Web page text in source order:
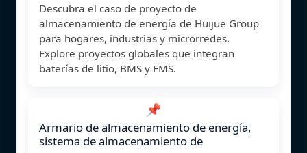
Descubra el caso de proyecto de
almacenamiento de energía de Huijue Group
para hogares, industrias y microrredes.
Explore proyectos globales que integran
baterías de litio, BMS y EMS.
📌
Armario de almacenamiento de energía,
sistema de almacenamiento de